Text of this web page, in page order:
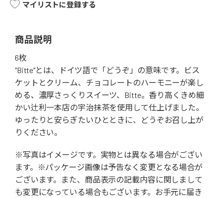
マイリストに登録する
商品説明
6枚
"Bitte"とは、ドイツ語で「どうぞ」の意味です。ビス
ケットとクリーム、チョコレートのハーモニーが楽し
める、濃厚さっくりスイーツ、Bitte。香り高くきめ細
かい辻利一本店の宇治抹茶を使用して仕上げました。
ゆったりと安らぎたいひとときに、どうぞお召し上が
りください。
※写真はイメージです。実物とは異なる場合がござい
ます。※パッケージ画像は予告なく変更となる場合が
ございます。また、商品表示の記載内容に関しまして
も変更になっている場合もございます。お手元に届き